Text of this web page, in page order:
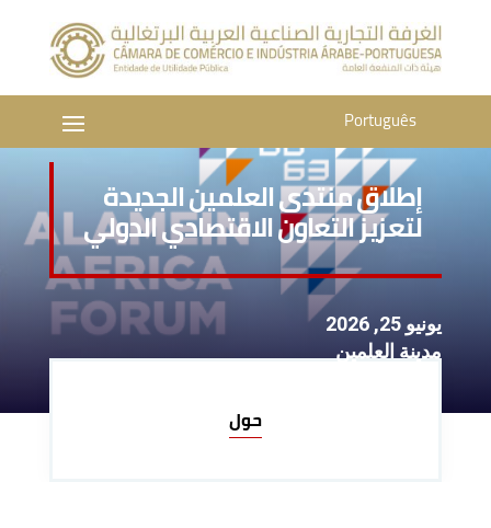
Português
إطلاق منتدى العلمين الجديدة
لتعزيز التعاون الاقتصادي الدولي
يونيو 25, 2026
مدينة العلمين
حول